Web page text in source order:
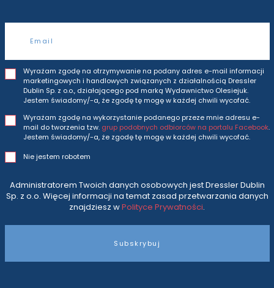
Wyrażam zgodę na otrzymywanie na podany adres e-mail informacji
marketingowych i handlowych związanych z działalnością Dressler
Dublin Sp. z o.o., działającego pod marką Wydawnictwo Olesiejuk.
Jestem świadomy/-a, że zgodę tę mogę w każdej chwili wycofać.
Wyrażam zgodę na wykorzystanie podanego przeze mnie adresu e-
mail do tworzenia tzw. grup podobnych odbiorców na portalu Facebook.
Jestem świadomy/-a, że zgodę tę mogę w każdej chwili wycofać.
Nie jestem robotem
Administratorem Twoich danych osobowych jest Dressler Dublin
Sp. z o.o. Więcej informacji na temat zasad przetwarzania danych
znajdziesz wPolityce Prywatności.
Subskrybuj